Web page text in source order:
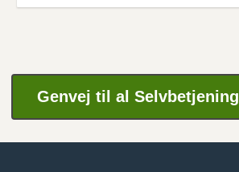
Genvej til al Selvbetjening